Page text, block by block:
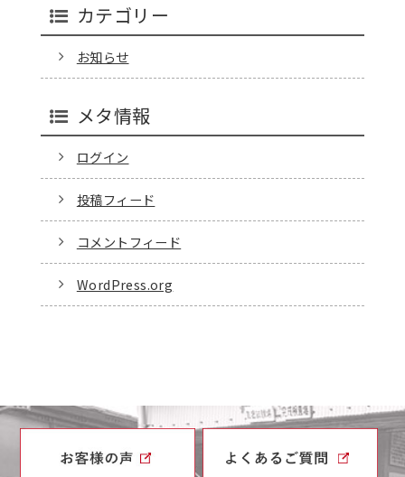
カテゴリー
お知らせ
メタ情報
ログイン
投稿フィード
コメントフィード
WordPress.org